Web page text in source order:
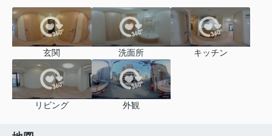
玄関 洗面所 キッチン
リビング 外観